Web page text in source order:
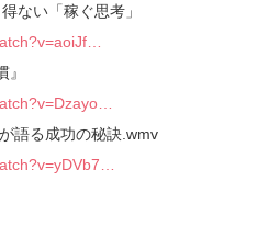
ない「稼ぐ思考」
語る成功の秘訣.wmv